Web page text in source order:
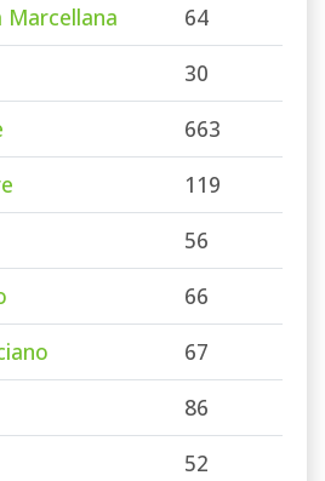
64
30
663
119
56
66
67
86
52